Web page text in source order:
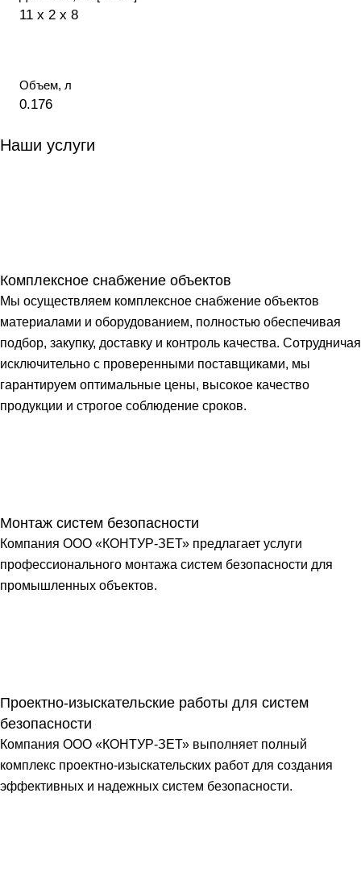
11 x 2 x 8
Объем, л
0.176
Наши услуги
Комплексное снабжение объектов
Мы осуществляем комплексное снабжение объектов
материалами и оборудованием, полностью обеспечивая
подбор, закупку, доставку и контроль качества. Сотрудничая
исключительно с проверенными поставщиками, мы
гарантируем оптимальные цены, высокое качество
продукции и строгое соблюдение сроков.
Монтаж систем безопасности
Компания ООО «КОНТУР-ЗЕТ» предлагает услуги
профессионального монтажа систем безопасности для
промышленных объектов.
Проектно-изыскательские работы для систем
безопасности
Компания ООО «КОНТУР-ЗЕТ» выполняет полный
комплекс проектно-изыскательских работ для создания
эффективных и надежных систем безопасности.